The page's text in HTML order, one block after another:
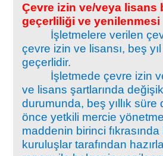
Çevre izin ve/veya lisans
geçerliliği ve yenilenmesi
İşletmelere verilen
çevre izin ve lisansı, beş
geçerlidir.
İşletmede çevre izin
ve lisans şartlarında
durumunda, beş yıllık
önce yetkili mercie
maddenin birinci
kuruluşlar tarafından